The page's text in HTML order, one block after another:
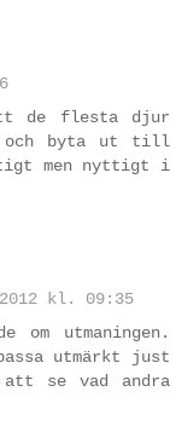
de flesta djur
och byta ut till
men nyttigt i
kl. 09:35
om utmaningen.
utmärkt just
se vad andra